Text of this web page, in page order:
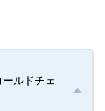
ルドチェ